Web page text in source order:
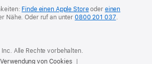
Finde einen Apple Storeoder einen
Nähe. Oder ruf an unter0800 201 037.
Alle Rechte vorbehalten.
Verwendung von Cookies